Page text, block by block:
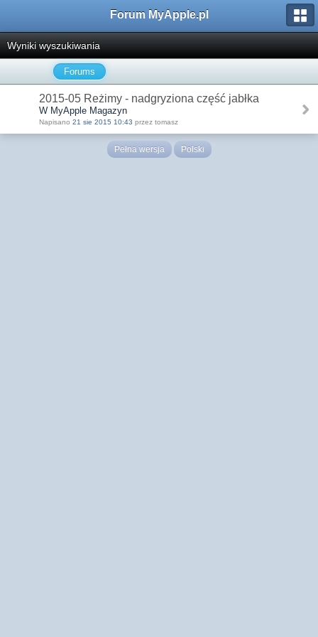
Forum MyApple.pl
Wyniki wyszukiwania
Forums
2015-05 Reżimy - nadgryziona część jabłka
W MyApple Magazyn
Napisano 21 sie 2015 10:43 przez tomasz
Pełna wersja Polski